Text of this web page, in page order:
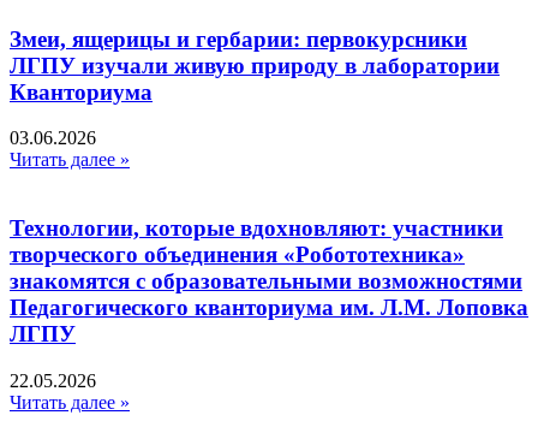
Змеи, ящерицы и гербарии: первокурсники
ЛГПУ изучали живую природу в лаборатории
Кванториума
03.06.2026
Читать далее »
Технологии, которые вдохновляют: участники
творческого объединения «Робототехника»
знакомятся с образовательными возможностями
Педагогического кванториума им. Л.М. Лоповка
ЛГПУ
22.05.2026
Читать далее »